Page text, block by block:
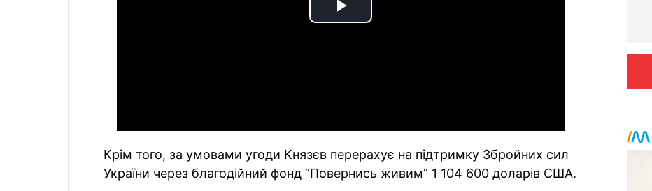
Play
Крім того, за умовами угоди Князєв перерахує на підтримку Збройних сил
України через благодійний фонд “Повернись живим” 1 104 600 доларів США.